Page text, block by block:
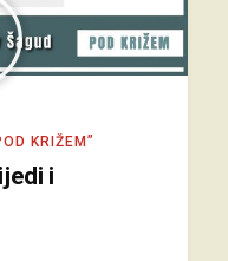
KRIŽEM”
i